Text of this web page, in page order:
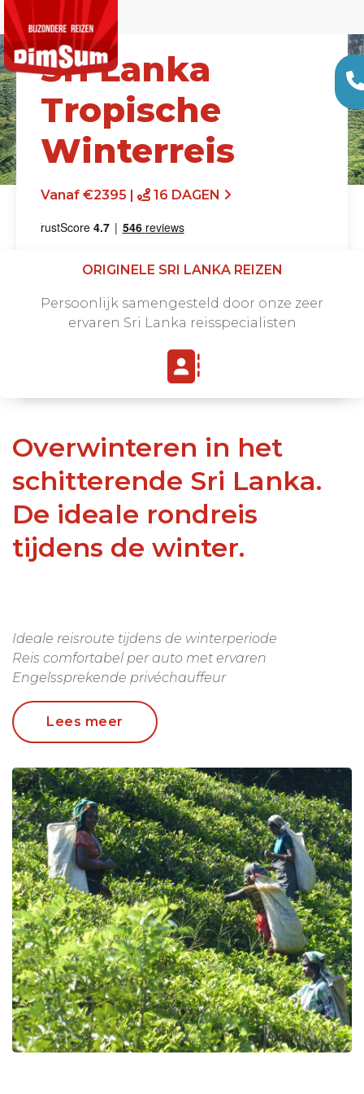
Sri Lanka
Tropische
Winterreis
Vanaf €2395 | 16 DAGEN
Offerte aanvragen
ORIGINELE SRI LANKA REIZEN
Persoonlijk samengesteld door onze zeer
ervaren Sri Lanka reisspecialisten
Overwinteren in het
schitterende Sri Lanka.
De ideale rondreis
tijdens de winter.
Ideale reisroute tijdens de winterperiode
Reis comfortabel per auto met ervaren
Engelssprekende privéchauffeur
U verblijft in zorgvuldig geselecteerde, comfortabele
en kleinschalige Dimsum-accommodaties
Maak kennis met de veelzijdigheid van het
Boottocht door de lagunes en op jeep safari bij
Wilpattu
Spot tientallen dolfijnen
Kom tot rust bij het tropische strand bij Waikall
Verblijf aan de rand van het safari park
De kerstvakantie is een ideale periode om Sri
Lanka met uw eigen gezin te bezoeken. Strand,
natuurparken, een snufje cultuur en
geschiedenis.Safari's,dolfijnenspotten, kanoën in
de jungle, een waaravontuur. Het klimaat is
heerlijk in december eendere reis is
geconcentreerd op het westelijk deel van Sri
Lanka, waar dan geen moesson is. De
reisafstanden zijn niet te groot, terwijl het
landschappelijk erg afwisselendis. Een heerlijke
Lees meer